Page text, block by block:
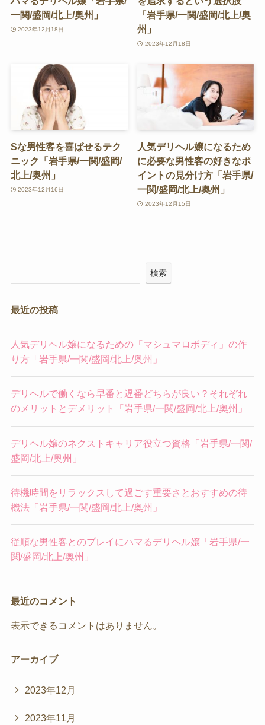
一関/盛岡/北上/奥州」
2023年12月18日
「岩手県/一関/盛岡/北上/奥
州」
2023年12月18日
Sな男性客を喜ばせるテク
ニック「岩手県/一関/盛岡/
北上/奥州」
2023年12月16日
人気デリヘル嬢になるため
に必要な男性客の好きなポ
イントの見分け方「岩手県/
一関/盛岡/北上/奥州」
2023年12月15日
検索
最近の投稿
人気デリヘル嬢になるための「マシュマロボディ」の作
り方「岩手県/一関/盛岡/北上/奥州」
デリヘルで働くなら早番と遅番どちらが良い？それぞれ
のメリットとデメリット「岩手県/一関/盛岡/北上/奥州」
デリヘル嬢のネクストキャリア役立つ資格「岩手県/一関/
盛岡/北上/奥州」
待機時間をリラックスして過ごす重要さとおすすめの待
機法「岩手県/一関/盛岡/北上/奥州」
従順な男性客とのプレイにハマるデリヘル嬢「岩手県/一
関/盛岡/北上/奥州」
最近のコメント
表示できるコメントはありません。
アーカイブ
2023年12月
2023年11月